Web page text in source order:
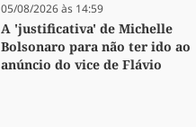
05/08/2026 às 14:59
A 'justificativa' de Michelle
Bolsonaro para não ter ido ao
anúncio do vice de Flávio